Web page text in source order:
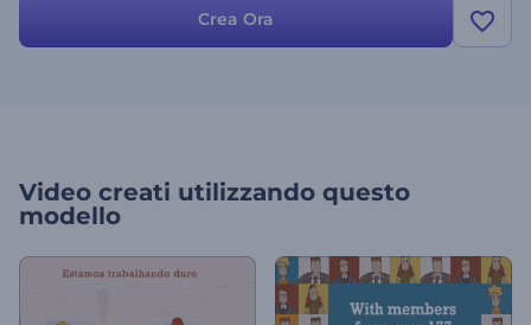
cultura aziendale. Sfrutta la potenza di un'animazione efficace con il
modello Character Service Promotion.
Crea Ora
Video creati utilizzando questo
modello